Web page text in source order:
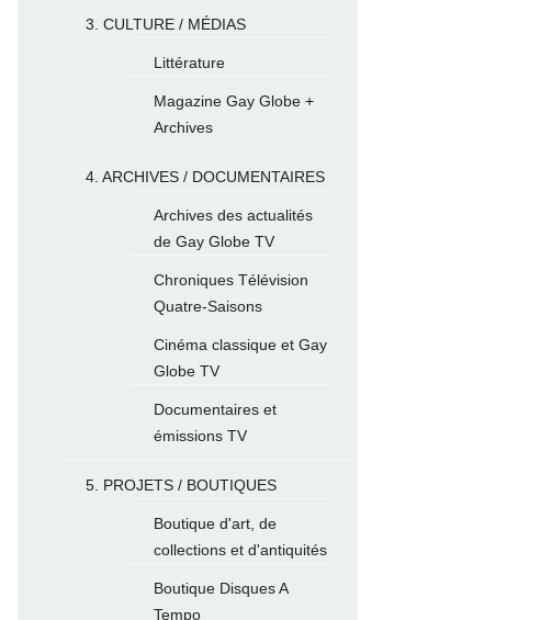
3. CULTURE / MÉDIAS
Littérature
Magazine Gay Globe +
Archives
4. ARCHIVES / DOCUMENTAIRES
Archives des actualités
de Gay Globe TV
Chroniques Télévision
Quatre-Saisons
Cinéma classique et Gay
Globe TV
Documentaires et
émissions TV
5. PROJETS / BOUTIQUES
Boutique d'art, de
collections et d'antiquités
Boutique Disques A
Tempo